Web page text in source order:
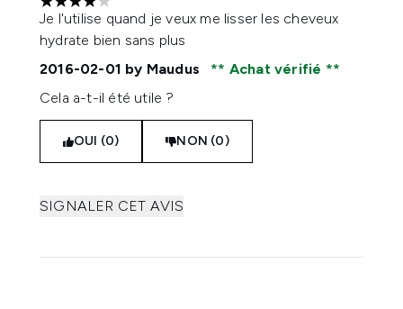
4 étoiles sur un maximum de 5
Je l'utilise quand je veux me lisser les cheveux
hydrate bien sans plus
2016-02-01 by Maudus
Achat vérifié
Cela a-t-il été utile ?
OUI (0) NON (0)
SIGNALER CET AVIS